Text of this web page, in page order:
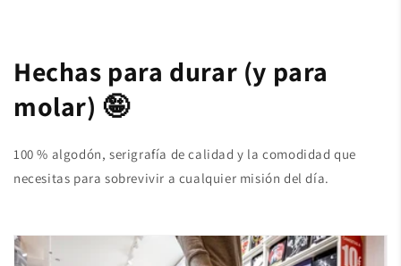
Hechas para durar (y para
molar) 🤪
100 % algodón, serigrafía de calidad y la comodidad que
necesitas para sobrevivir a cualquier misión del día.